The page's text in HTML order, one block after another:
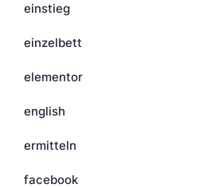
einstieg
einzelbett
elementor
english
ermitteln
facebook